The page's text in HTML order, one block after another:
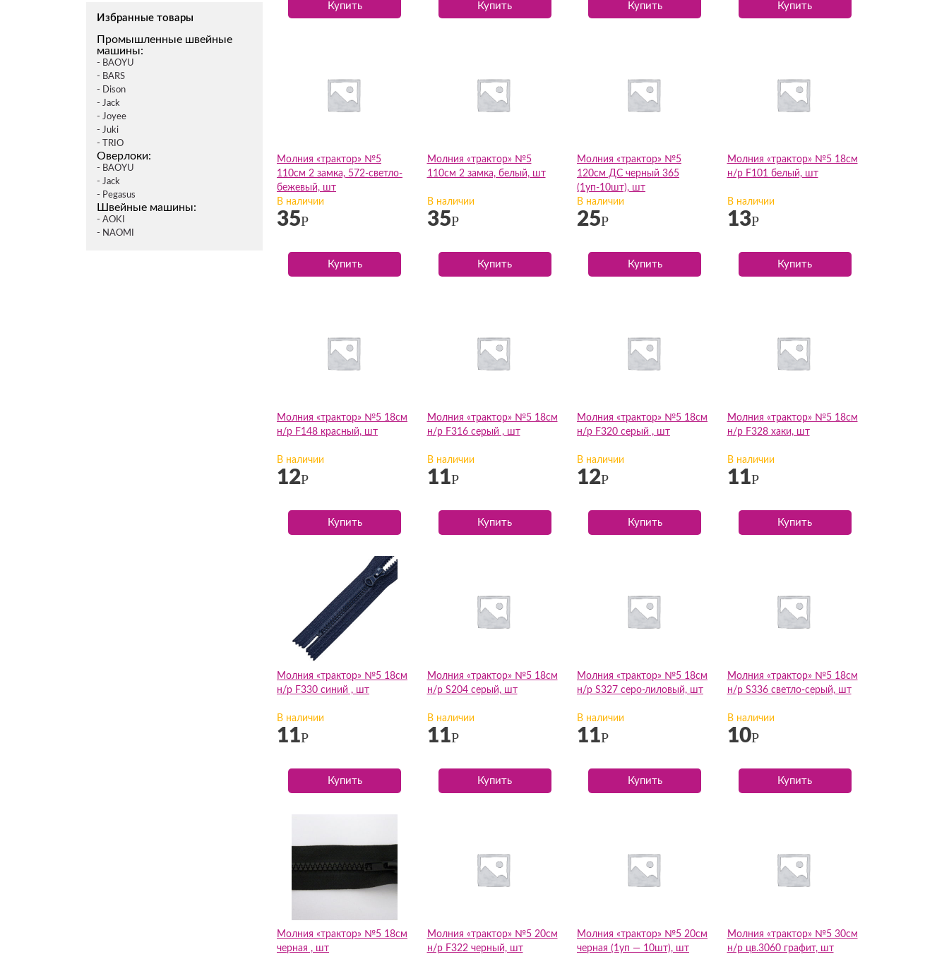
Избранные товары
Промышленные швейные
машины:
- BAOYU
- BARS
- Dison
- Jack
- Joyee
- Juki
- TRIO
Оверлоки:
- BAOYU
- Jack
- Pegasus
Швейные машины:
- AOKI
- NAOMI
Купить Купить Купить Купить
Молния «трактор» №5
110см 2 замка, 572-светло-
бежевый, шт
В наличии
35Р
Купить
Молния «трактор» №5
110см 2 замка, белый, шт
В наличии
35Р
Купить
Молния «трактор» №5
120см ДС черный 365
(1уп-10шт), шт
В наличии
25Р
Купить
Молния «трактор» №5 18см
н/р F101 белый, шт
В наличии
13Р
Купить
Молния «трактор» №5 18см
н/р F148 красный, шт
В наличии
12Р
Купить
Молния «трактор» №5 18см
н/р F316 серый , шт
В наличии
11Р
Купить
Молния «трактор» №5 18см
н/р F320 серый , шт
В наличии
12Р
Купить
Молния «трактор» №5 18см
н/р F328 хаки, шт
В наличии
11Р
Купить
Молния «трактор» №5 18см
н/р F330 синий , шт
В наличии
11Р
Купить
Молния «трактор» №5 18см
н/р S204 серый, шт
В наличии
11Р
Купить
Молния «трактор» №5 18см
н/р S327 серо-лиловый, шт
В наличии
11Р
Купить
Молния «трактор» №5 18см
н/р S336 светло-серый, шт
В наличии
10Р
Купить
Молния «трактор» №5 18см
черная , шт
Молния «трактор» №5 20см
н/р F322 черный, шт
Молния «трактор» №5 20см
черная (1уп — 10шт), шт
Молния «трактор» №5 30см
н/р цв.3060 графит, шт